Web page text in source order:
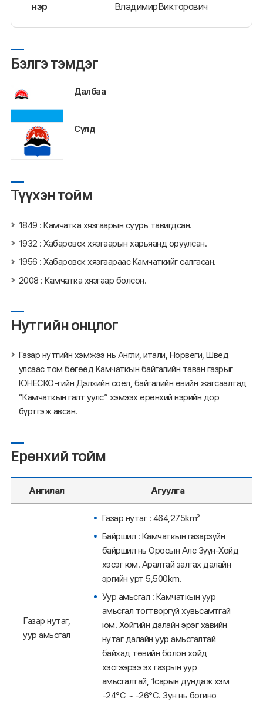
нэр
ВладимирВикторович
Бэлгэ тэмдэг
Далбаа
Сүлд
Түүхэн тойм
1849 : Камчатка хязгаарын суурь тавигдсан.
1932 : Хабаровск хязгаарын харьяанд оруулсан.
1956 : Хабаровск хязгаараас Камчаткийг салгасан.
2008 : Камчатка хязгаар болсон.
Нутгийн онцлог
Газар нутгийн хэмжээ нь Англи, итали, Норвеги, Швед
улсаас том бөгөөд Камчаткын байгалийн таван газрыг
ЮНЕСКО-гийн Дэлхийн соёл, байгалийн өвийн жагсаалтад
“Камчаткын галт уулс” хэмээх ерөнхий нэрийн дор
бүртгэж авсан.
Ерөнхий тойм
Ангилал Агуулга
Газар нутаг,
уур амьсгал
Газар нутаг : 464,275km²
Байршил : Камчаткын газарзүйн
байршил нь Оросын Алс Зүүн-Хойд
хэсэг юм. Аралтай залгах далайн
эргийн урт 5,500km.
Уур амьсгал : Камчаткын уур
амьсгал тогтворгүй хувьсамтгай
юм. Хойгийн далайн эрэг хавийн
нутаг далайн уур амьсгалтай
байхад төвийн болон хойд
хэсгээрээ эх газрын уур
амьсгалтай, 1сарын дундаж хэм
-24°C ~ -26°C. Зун нь богино